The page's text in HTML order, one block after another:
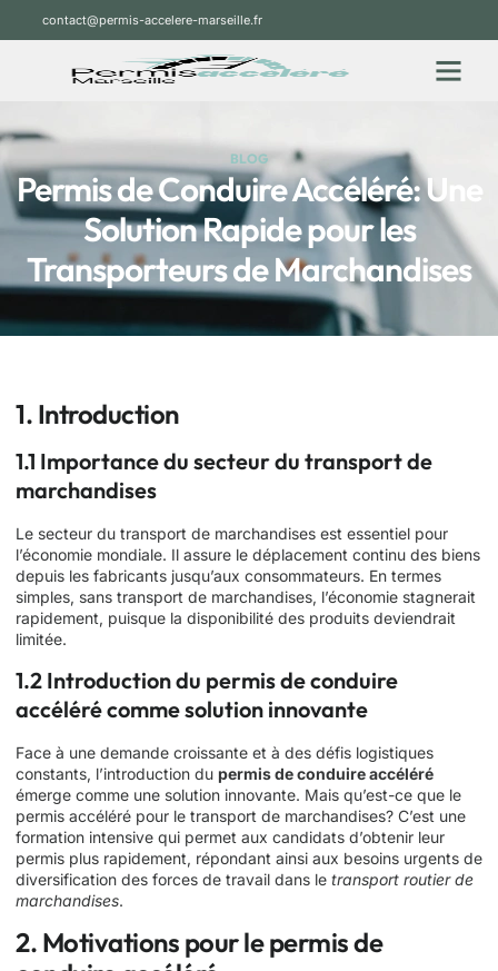
contact@permis-accelere-marseille.fr
BLOG
Permis de Conduire Accéléré: Une
Solution Rapide pour les
Transporteurs de Marchandises
1. Introduction
1.1 Importance du secteur du transport de
marchandises
Le secteur du transport de marchandises est essentiel pour
l’économie mondiale. Il assure le déplacement continu des biens
depuis les fabricants jusqu’aux consommateurs. En termes
simples, sans transport de marchandises, l’économie stagnerait
rapidement, puisque la disponibilité des produits deviendrait
limitée.
1.2 Introduction du permis de conduire
accéléré comme solution innovante
Face à une demande croissante et à des défis logistiques
constants, l’introduction du permis de conduire accéléré
émerge comme une solution innovante. Mais qu’est-ce que le
permis accéléré pour le transport de marchandises? C’est une
formation intensive qui permet aux candidats d’obtenir leur
permis plus rapidement, répondant ainsi aux besoins urgents de
diversification des forces de travail dans le transport routier de
marchandises.
2. Motivations pour le permis de